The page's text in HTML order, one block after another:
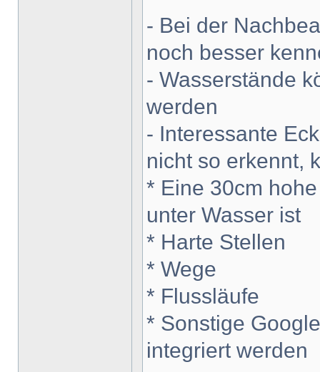
- Bei der
noch besser
- Wasserstände
werden
- Interessante
nicht so erkennt,
* Eine 30cm
unter Wasser ist
* Harte Stellen
* Wege
* Flussläufe
* Sonstige
integriert werden